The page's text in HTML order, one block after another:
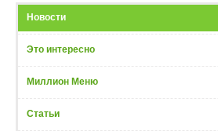
СЕГОДНЯ: 39142 РЕЦЕПТА
Новости
Это интересно
Миллион Меню
Статьи